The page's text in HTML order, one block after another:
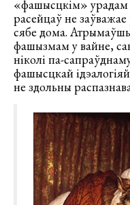
«фашысцкім» урадам
расейцаў не
сябе дома.
фашызмам у вайне,
ніколі па-
фашысцкай
не здольны